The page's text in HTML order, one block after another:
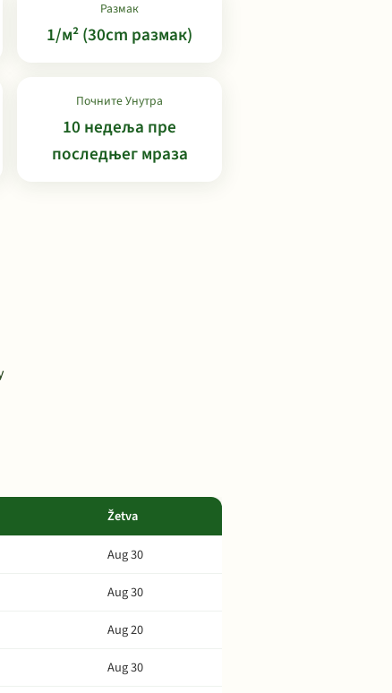
Размак
1/м² (30cm размак)
Почните Унутра
10 недеља пре
последњег мраза
Žetva
Aug 30
Aug 30
Aug 20
Aug 30